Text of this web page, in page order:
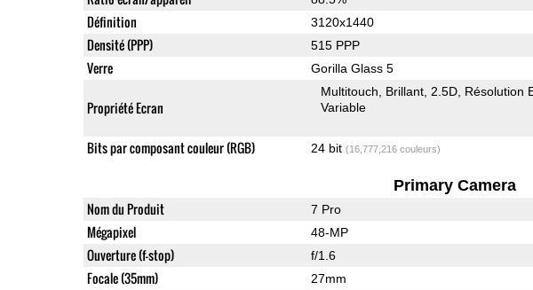
Définition 3120x1440
Densité (PPP) 515 PPP
Verre Gorilla Glass 5
Propriété Ecran
Multitouch Brillant 2.5D Résolution
Variable
Bits par composant couleur (RGB) 24 bit (16,777,216 couleurs)
Primary Camera
Nom du Produit 7 Pro
Mégapixel 48-MP
Ouverture (f-stop) f/1.6
Focale (35mm) 27mm